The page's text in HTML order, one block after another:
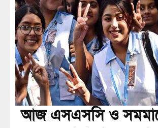
আজ এসএসসি ও